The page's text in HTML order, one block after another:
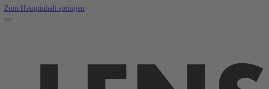
Zum Hauptinhalt springen